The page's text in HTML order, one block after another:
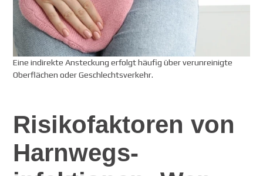
Eine indirekte Ansteckung erfolgt häufig über verunreinigte
Oberflächen oder Geschlechtsverkehr.
Risikofaktoren von
Harnwegs­